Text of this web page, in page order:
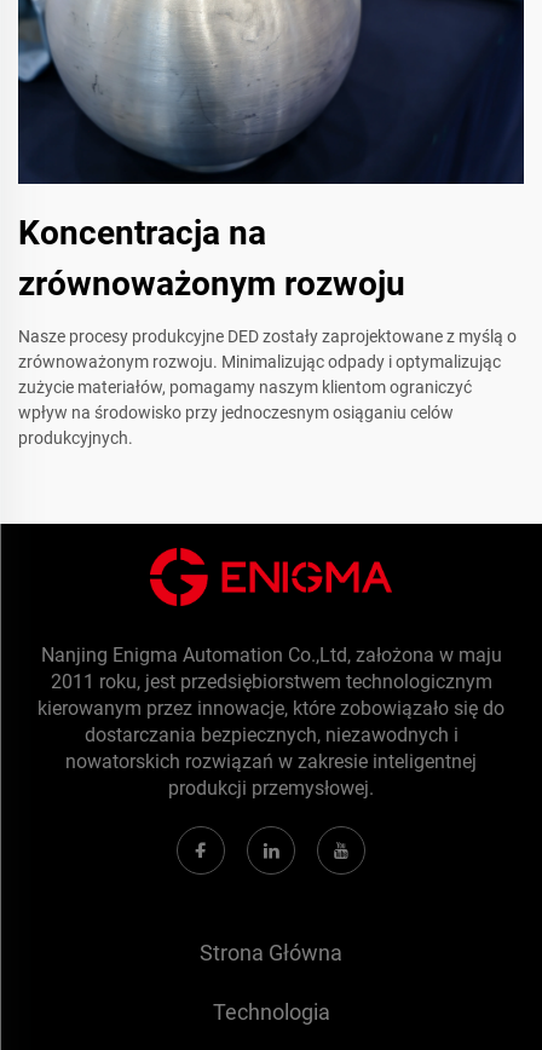
Koncentracja na
zrównoważonym rozwoju
Nasze procesy produkcyjne DED zostały zaprojektowane z myślą o
zrównoważonym rozwoju. Minimalizując odpady i optymalizując
zużycie materiałów, pomagamy naszym klientom ograniczyć
wpływ na środowisko przy jednoczesnym osiąganiu celów
produkcyjnych.
Nanjing Enigma Automation Co.,Ltd, założona w maju
2011 roku, jest przedsiębiorstwem technologicznym
kierowanym przez innowacje, które zobowiązało się do
dostarczania bezpiecznych, niezawodnych i
nowatorskich rozwiązań w zakresie inteligentnej
produkcji przemysłowej.
Strona Główna
Technologia